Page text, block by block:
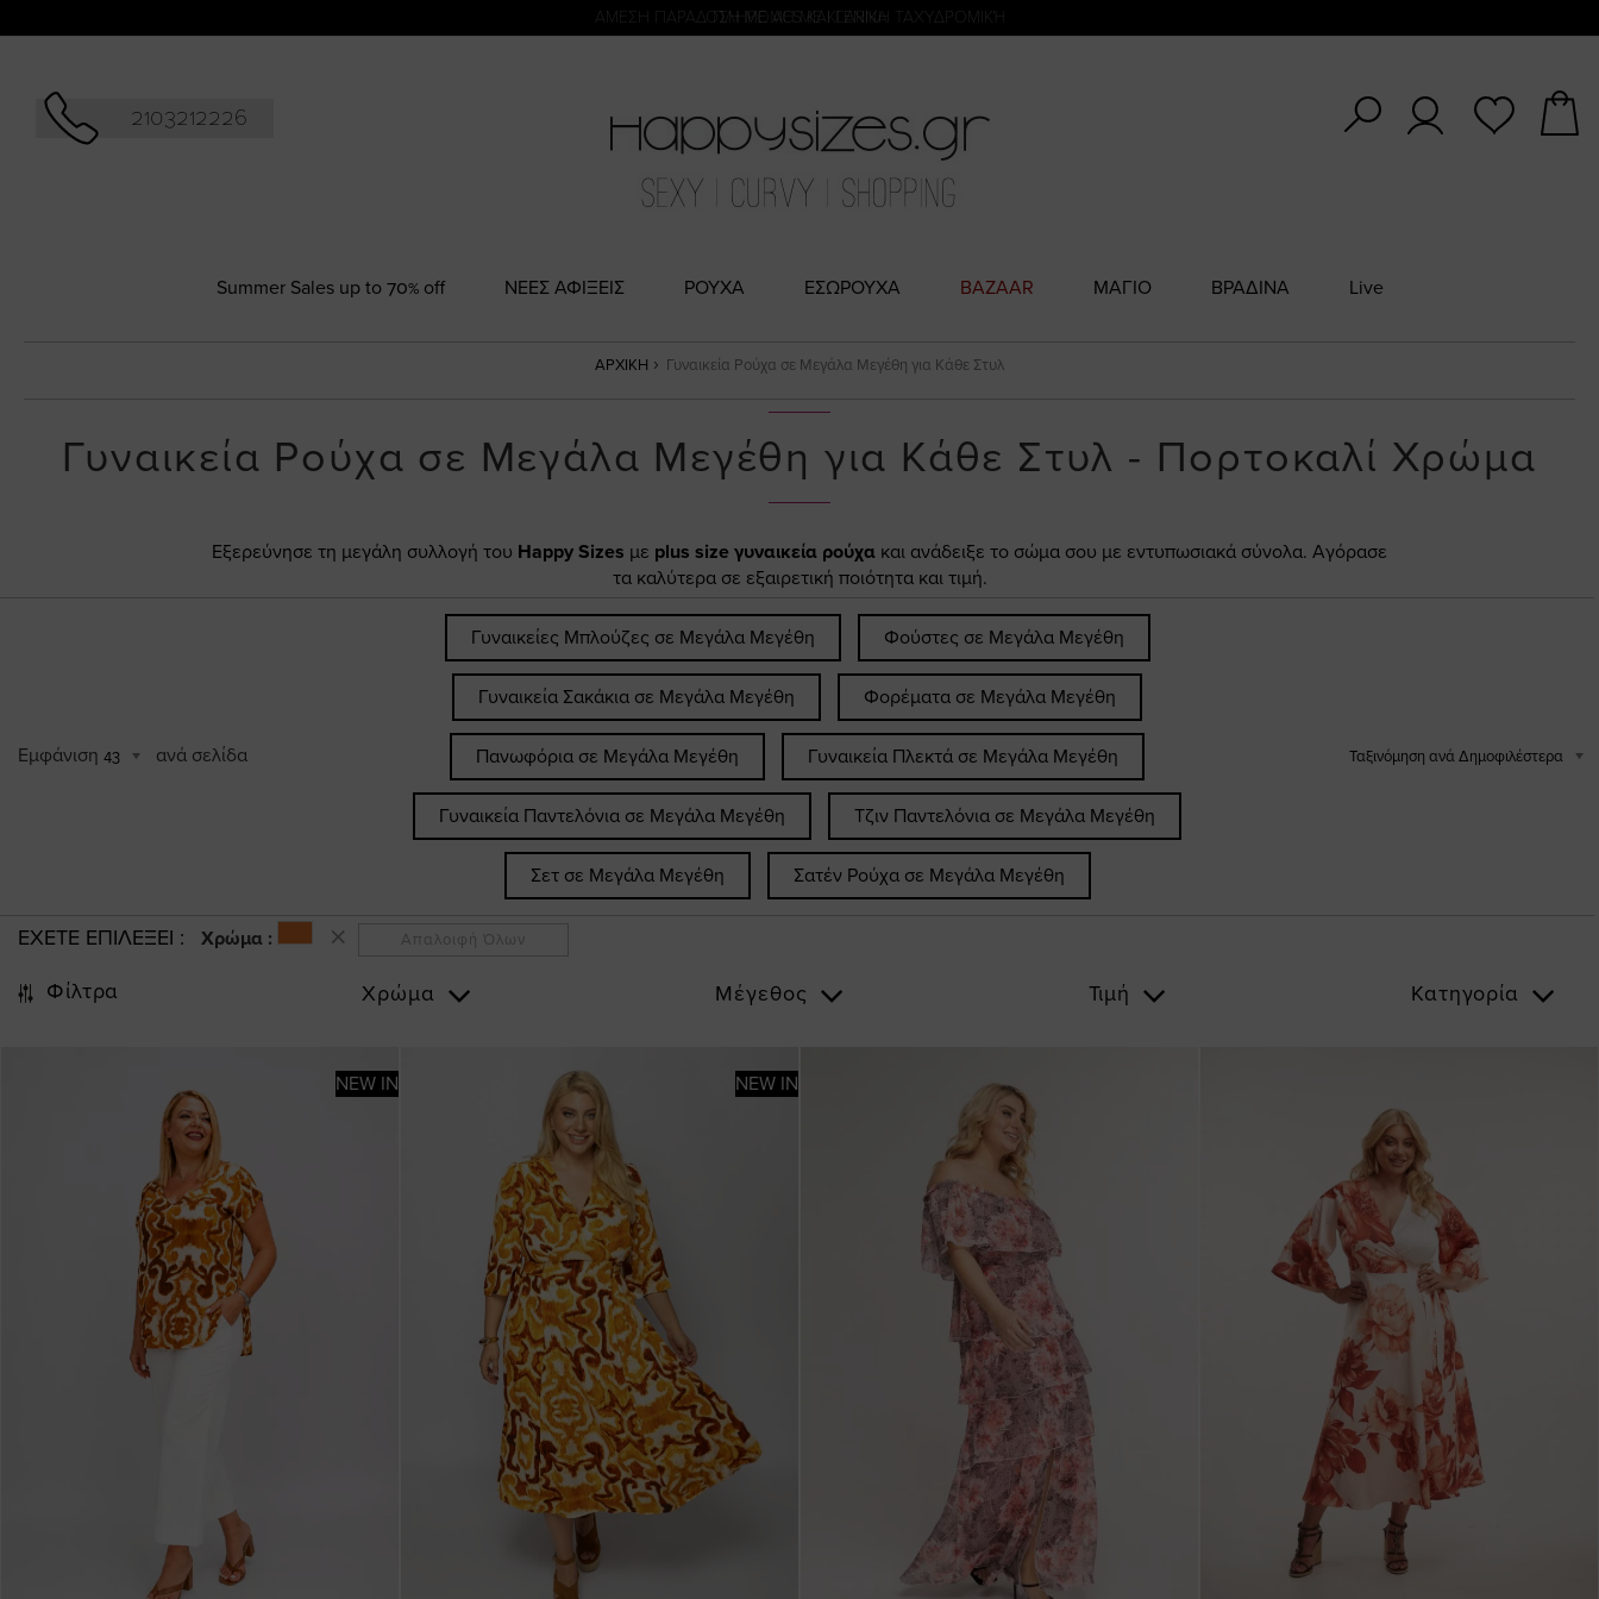
ΑΜΕΣΗ ΠΑΡΑΔΟΣΗ ΜΕ ACS ΚΑΙ ΓΕΝΙΚΗ ΤΑΧΥΔΡΟΜΙΚΉ
2103212226
Summer Sales up to 70% off NΕΕΣ ΑΦΙΞΕΙΣ ΡΟΥΧΑ ΕΣΩΡΟΥΧΑ BAZAAR ΜΑΓΙΟ ΒΡΑΔΙΝΑ Live
ΑΡΧΙΚΉ Γυναικεία Ρούχα σε Μεγάλα Μεγέθη για Κάθε Στυλ
Γυναικεία Ρούχα σε Μεγάλα Μεγέθη για Κάθε Στυλ - Πορτοκαλί Χρώμα
Εξερεύνησε τη μεγάλη συλλογή του Happy Sizes με plus size γυναικεία ρούχα και ανάδειξε το σώμα σου με εντυπωσιακά σύνολα. Αγόρασε
τα καλύτερα σε εξαιρετική ποιότητα και τιμή.
Εμφάνιση 43 ανά σελίδα
Γυναικείες Μπλούζες σε Μεγάλα Μεγέθη Φούστες σε Μεγάλα Μεγέθη
Γυναικεία Σακάκια σε Μεγάλα Μεγέθη Φορέματα σε Μεγάλα Μεγέθη
Πανωφόρια σε Μεγάλα Μεγέθη Γυναικεία Πλεκτά σε Μεγάλα Μεγέθη
Γυναικεία Παντελόνια σε Μεγάλα Μεγέθη Τζιν Παντελόνια σε Μεγάλα Μεγέθη
Σετ σε Μεγάλα Μεγέθη Σατέν Ρούχα σε Μεγάλα Μεγέθη
Ταξινόμηση ανά Δημοφιλέστερα
ΕΧΕΤΕ ΕΠΙΛΕΞΕΙ Χρώμα : Απαλοιφή Όλων
Φίλτρα Χρώμα Μέγεθος Τιμή Κατηγορία
NEW IN NEW IN